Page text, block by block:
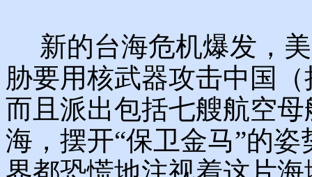
新的台海危机爆发，
胁要用核武器攻击中国
而且派出包括七艘航空
海，摆开“保卫金马”的